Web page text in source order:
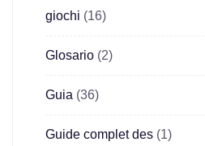
giochi (16)
Glosario (2)
Guia (36)
Guide complet des (1)